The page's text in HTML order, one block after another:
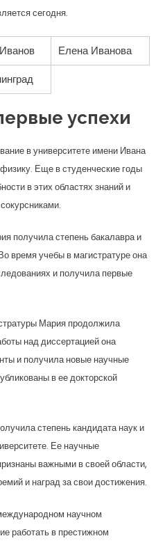
сегодня.
Елена Иванова
успехи
в университете имени Ивана
Еще в студенческие годы
в этих областях знаний и
получила степень бакалавра и
время учебы в магистратуре она
и получила первые
Мария продолжила
над диссертацией она
и получила новые научные
в ее докторской
степень кандидата наук и
Ее научные
важными в своей области,
и наград за свои достижения.
научном
работать в престижном